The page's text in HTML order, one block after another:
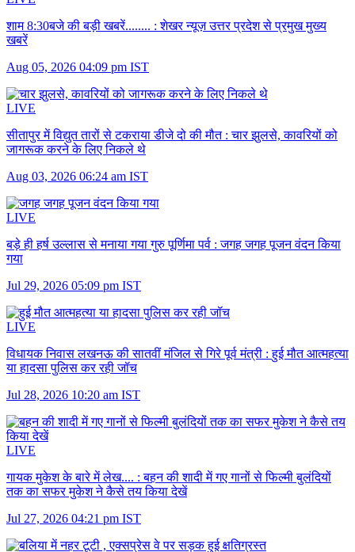
शाम 8:30बजे की बड़ी खबरें........ : शेखर न्यूज़ उत्तर प्रदेश से प्रमुख मुख्य
खबरें
Aug 05, 2026 04:09 pm IST
LIVE
सीतापुर में विद्युत तारों से टकराया डीजे दो की मौत : चार झुलसे, कावरियों को
जागरूक करने के लिए निकले थे
Aug 03, 2026 06:24 am IST
LIVE
बड़े ही हर्ष उल्लास से मनाया गया गुरु पूर्णिमा पर्व : जगह जगह पूजन वंदन किया
गया
Jul 29, 2026 05:09 pm IST
LIVE
विधायक निवास लखनऊ की सातवीं मंजिल से गिरे पूर्व मंत्री : हुई मौत आत्महत्या
या हादसा पुलिस कर रही जॉच
Jul 28, 2026 10:20 am IST
LIVE
गायक मुकेश के बारे में लेख.... : बहन की शादी में गए गानों से फिल्मी बुलंदियों
तक का सफर मुकेश ने कैसे तय किया देखें
Jul 27, 2026 04:21 pm IST